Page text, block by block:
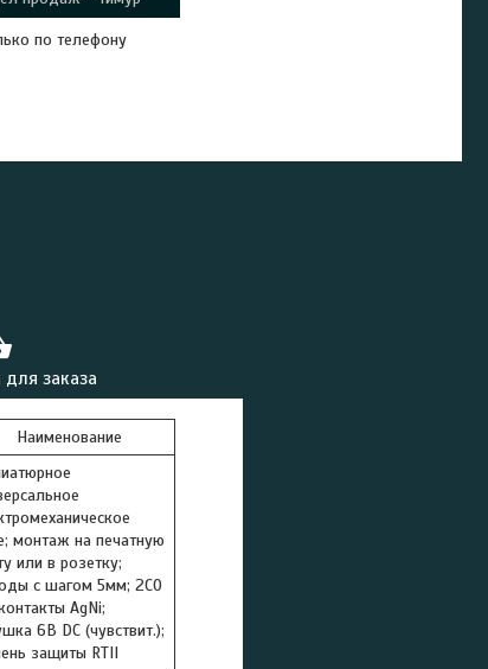
по телефону
заказа
Наименование
монтаж на печатную
или в розетку;
с шагом 5мм; 2СO
AgNi;
6В DC (чувствит.);
защиты RTII